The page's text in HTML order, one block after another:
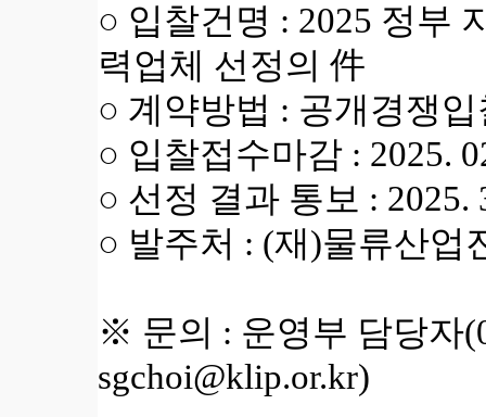
○ 입찰건명 : 2025 정부
력업체 선정의 件
○ 계약방법 : 공개경쟁입
○ 입찰접수마감 : 2025.
○ 선정 결과 통보 : 2025.
○ 발주처 : (재)물류산업
※ 문의 : 운영부 담당자
sgchoi@klip.or.kr)